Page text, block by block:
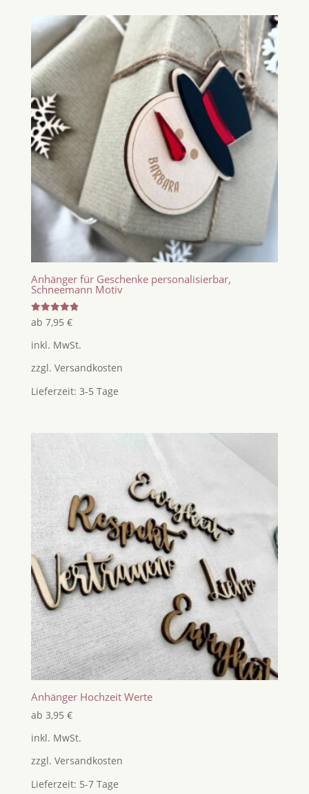
Anhänger für Geschenke personalisierbar,
Schneemann Motiv
Bewertet
mit
von 5
ab 7,95 €
inkl. MwSt.
zzgl. Versandkosten
Lieferzeit: 3-5 Tage
Anhänger Hochzeit Werte
ab 3,95 €
inkl. MwSt.
zzgl. Versandkosten
Lieferzeit: 5-7 Tage